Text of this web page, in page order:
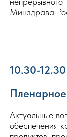
Минздрава
10.30-12.30
Актуальные
обеспечения